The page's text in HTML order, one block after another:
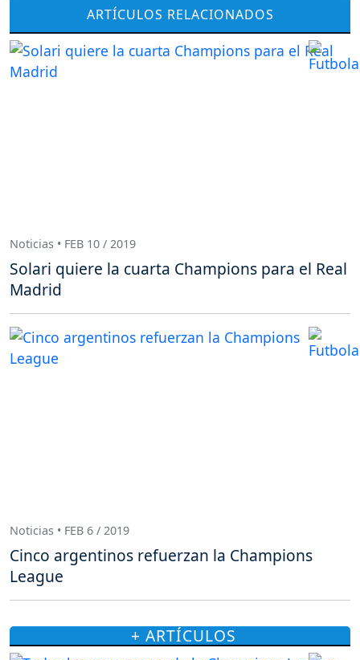
ARTÍCULOS RELACIONADOS
Noticias • FEB 10 / 2019
Solari quiere la cuarta Champions para el Real
Madrid
Noticias • FEB 6 / 2019
Cinco argentinos refuerzan la Champions
League
+ ARTÍCULOS